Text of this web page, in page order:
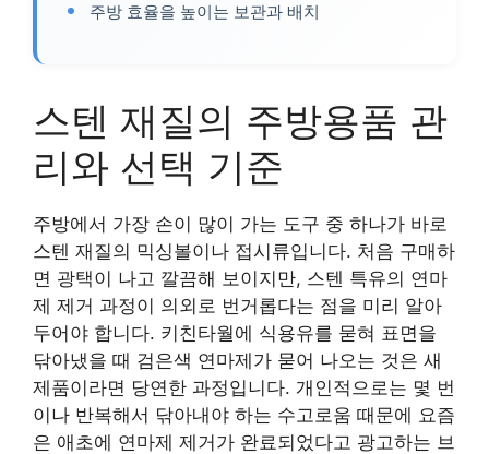
주방 효율을 높이는 보관과 배치
스텐 재질의 주방용품 관
리와 선택 기준
주방에서 가장 손이 많이 가는 도구 중 하나가 바로
스텐 재질의 믹싱볼이나 접시류입니다. 처음 구매하
면 광택이 나고 깔끔해 보이지만, 스텐 특유의 연마
제 제거 과정이 의외로 번거롭다는 점을 미리 알아
두어야 합니다. 키친타월에 식용유를 묻혀 표면을
닦아냈을 때 검은색 연마제가 묻어 나오는 것은 새
제품이라면 당연한 과정입니다. 개인적으로는 몇 번
이나 반복해서 닦아내야 하는 수고로움 때문에 요즘
은 애초에 연마제 제거가 완료되었다고 광고하는 브